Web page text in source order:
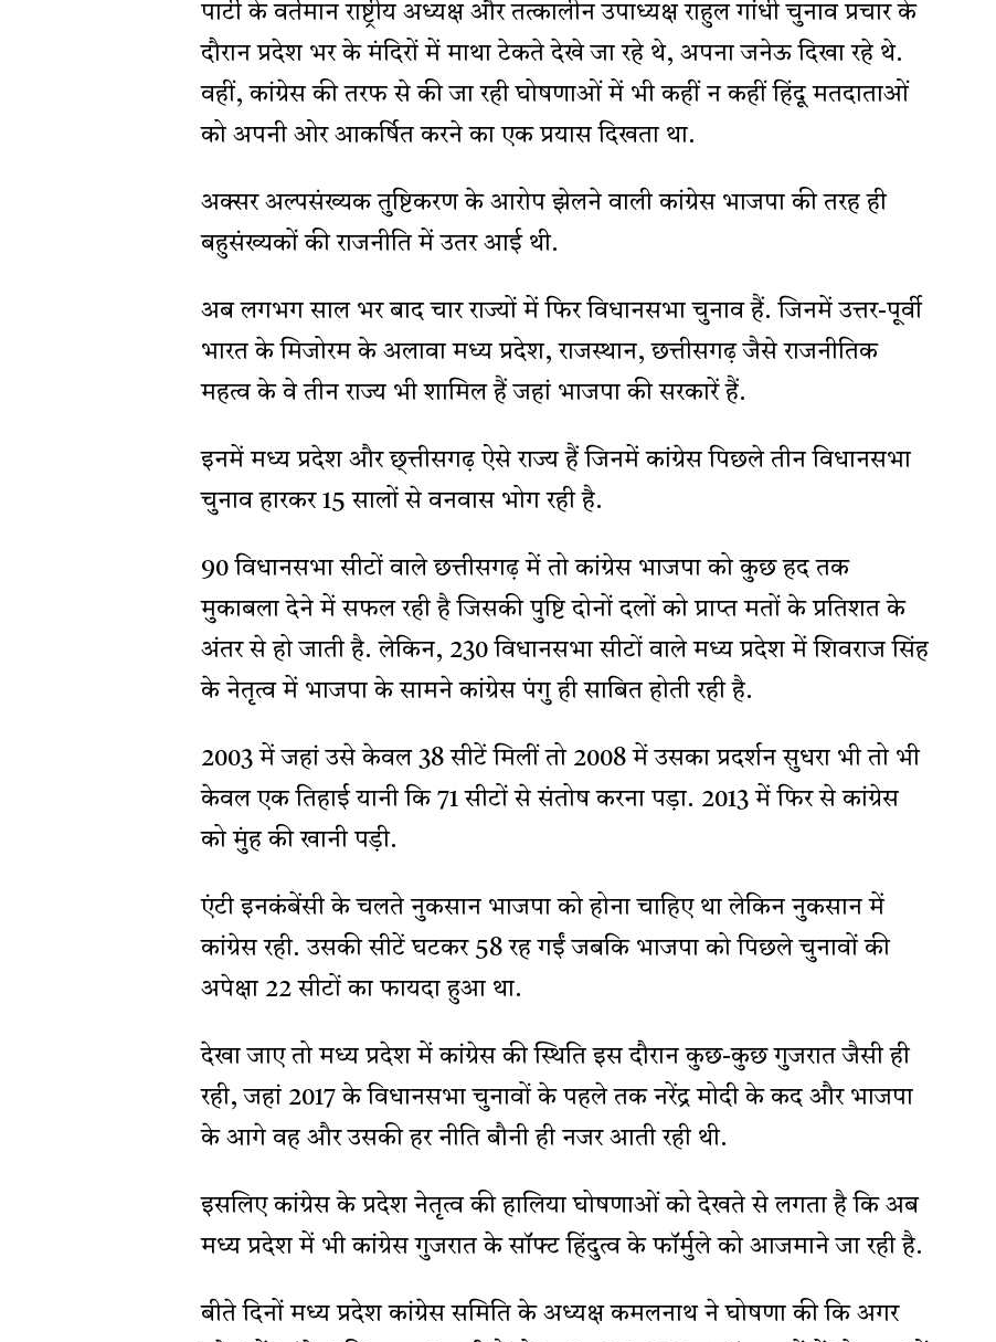
पार्टी के वर्तमान राष्ट्रीय अध्यक्ष और तत्कालीन उपाध्यक्ष राहुल गांधी चुनाव प्रचार के
दौरान प्रदेश भर के मंदिरों में माथा टेकते देखे जा रहे थे, अपना जनेऊ दिखा रहे थे.
वहीं, कांग्रेस की तरफ से की जा रही घोषणाओं में भी कहीं न कहीं हिंदू मतदाताओं
को अपनी ओर आकर्षित करने का एक प्रयास दिखता था.
अक्सर अल्पसंख्यक तुष्टिकरण के आरोप झेलने वाली कांग्रेस भाजपा की तरह ही
बहुसंख्यकों की राजनीति में उतर आई थी.
अब लगभग साल भर बाद चार राज्यों में फिर विधानसभा चुनाव हैं. जिनमें उत्तर-पूर्वी
भारत के मिजोरम के अलावा मध्य प्रदेश, राजस्थान, छत्तीसगढ़ जैसे राजनीतिक
महत्व के वे तीन राज्य भी शामिल हैं जहां भाजपा की सरकारें हैं.
इनमें मध्य प्रदेश और छ्त्तीसगढ़ ऐसे राज्य हैं जिनमें कांग्रेस पिछले तीन विधानसभा
चुनाव हारकर 15 सालों से वनवास भोग रही है.
90 विधानसभा सीटों वाले छत्तीसगढ़ में तो कांग्रेस भाजपा को कुछ हद तक
मुकाबला देने में सफल रही है जिसकी पुष्टि दोनों दलों को प्राप्त मतों के प्रतिशत के
अंतर से हो जाती है. लेकिन, 230 विधानसभा सीटों वाले मध्य प्रदेश में शिवराज सिंह
के नेतृत्व में भाजपा के सामने कांग्रेस पंगु ही साबित होती रही है.
2003 में जहां उसे केवल 38 सीटें मिलीं तो 2008 में उसका प्रदर्शन सुधरा भी तो भी
केवल एक तिहाई यानी कि 71 सीटों से संतोष करना पड़ा. 2013 में फिर से कांग्रेस
को मुंह की खानी पड़ी.
एंटी इनकंबेंसी के चलते नुकसान भाजपा को होना चाहिए था लेकिन नुकसान में
कांग्रेस रही. उसकी सीटें घटकर 58 रह गईं जबकि भाजपा को पिछले चुनावों की
अपेक्षा 22 सीटों का फायदा हुआ था.
देखा जाए तो मध्य प्रदेश में कांग्रेस की स्थिति इस दौरान कुछ-कुछ गुजरात जैसी ही
रही, जहां 2017 के विधानसभा चुनावों के पहले तक नरेंद्र मोदी के कद और भाजपा
के आगे वह और उसकी हर नीति बौनी ही नजर आती रही थी.
इसलिए कांग्रेस के प्रदेश नेतृत्व की हालिया घोषणाओं को देखते से लगता है कि अब
मध्य प्रदेश में भी कांग्रेस गुजरात के सॉफ्ट हिंदुत्व के फॉर्मुले को आजमाने जा रही है.
बीते दिनों मध्य प्रदेश कांग्रेस समिति के अध्यक्ष कमलनाथ ने घोषणा की कि अगर